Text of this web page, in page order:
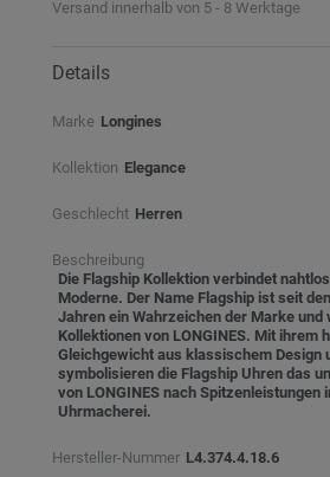
Versand innerhalb von 5 - 8 Werktage
Details
Marke Longines
Kollektion Elegance
Geschlecht Herren
Beschreibung
Die Flagship Kollektion verbindet
Moderne. Der Name Flagship ist seit
Jahren ein Wahrzeichen der Marke und
Kollektionen von LONGINES. Mit ihrem
Gleichgewicht aus klassischem Design
symbolisieren die Flagship Uhren das
von LONGINES nach Spitzenleistungen
Uhrmacherei.
Hersteller-Nummer L4.374.4.18.6